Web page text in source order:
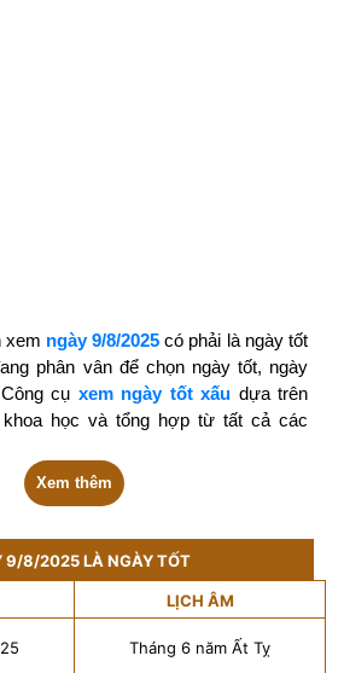
xem ngày 9/8/2025 có phải là ngày tốt
phân vân để chọn ngày tốt, ngày
cụ xem ngày tốt xấu dựa trên
khoa học và tổng hợp từ tất cả các
Xem thêm
9/8/2025 LÀ NGÀY TỐT
LỊCH ÂM
Tháng 6 năm Ất Tỵ